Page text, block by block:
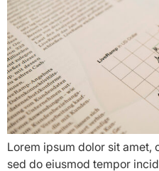
Lorem ipsum dolor sit amet,
sed do eiusmod tempor